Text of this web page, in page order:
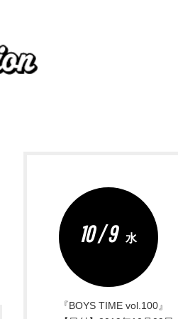
10 / 9 水
『BOYS TIME vol.100』